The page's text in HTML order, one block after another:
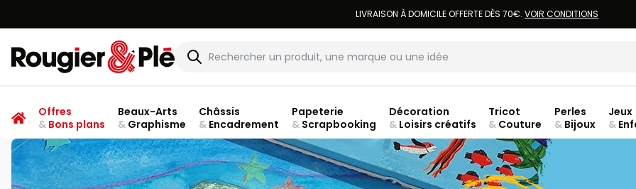
LIVRAISON À DOMICILE OFFERTE DÈS 70€. VOIR CONDITIONS
Rougier & Plé
Offres
&Bons plans
Beaux-Arts
&Graphisme
Châssis
&Encadrement
Papeterie
&Scrapbooking
Décoration
&Loisirs créatifs
Tricot
& Couture
Perles
& Bijoux
Jeux
&